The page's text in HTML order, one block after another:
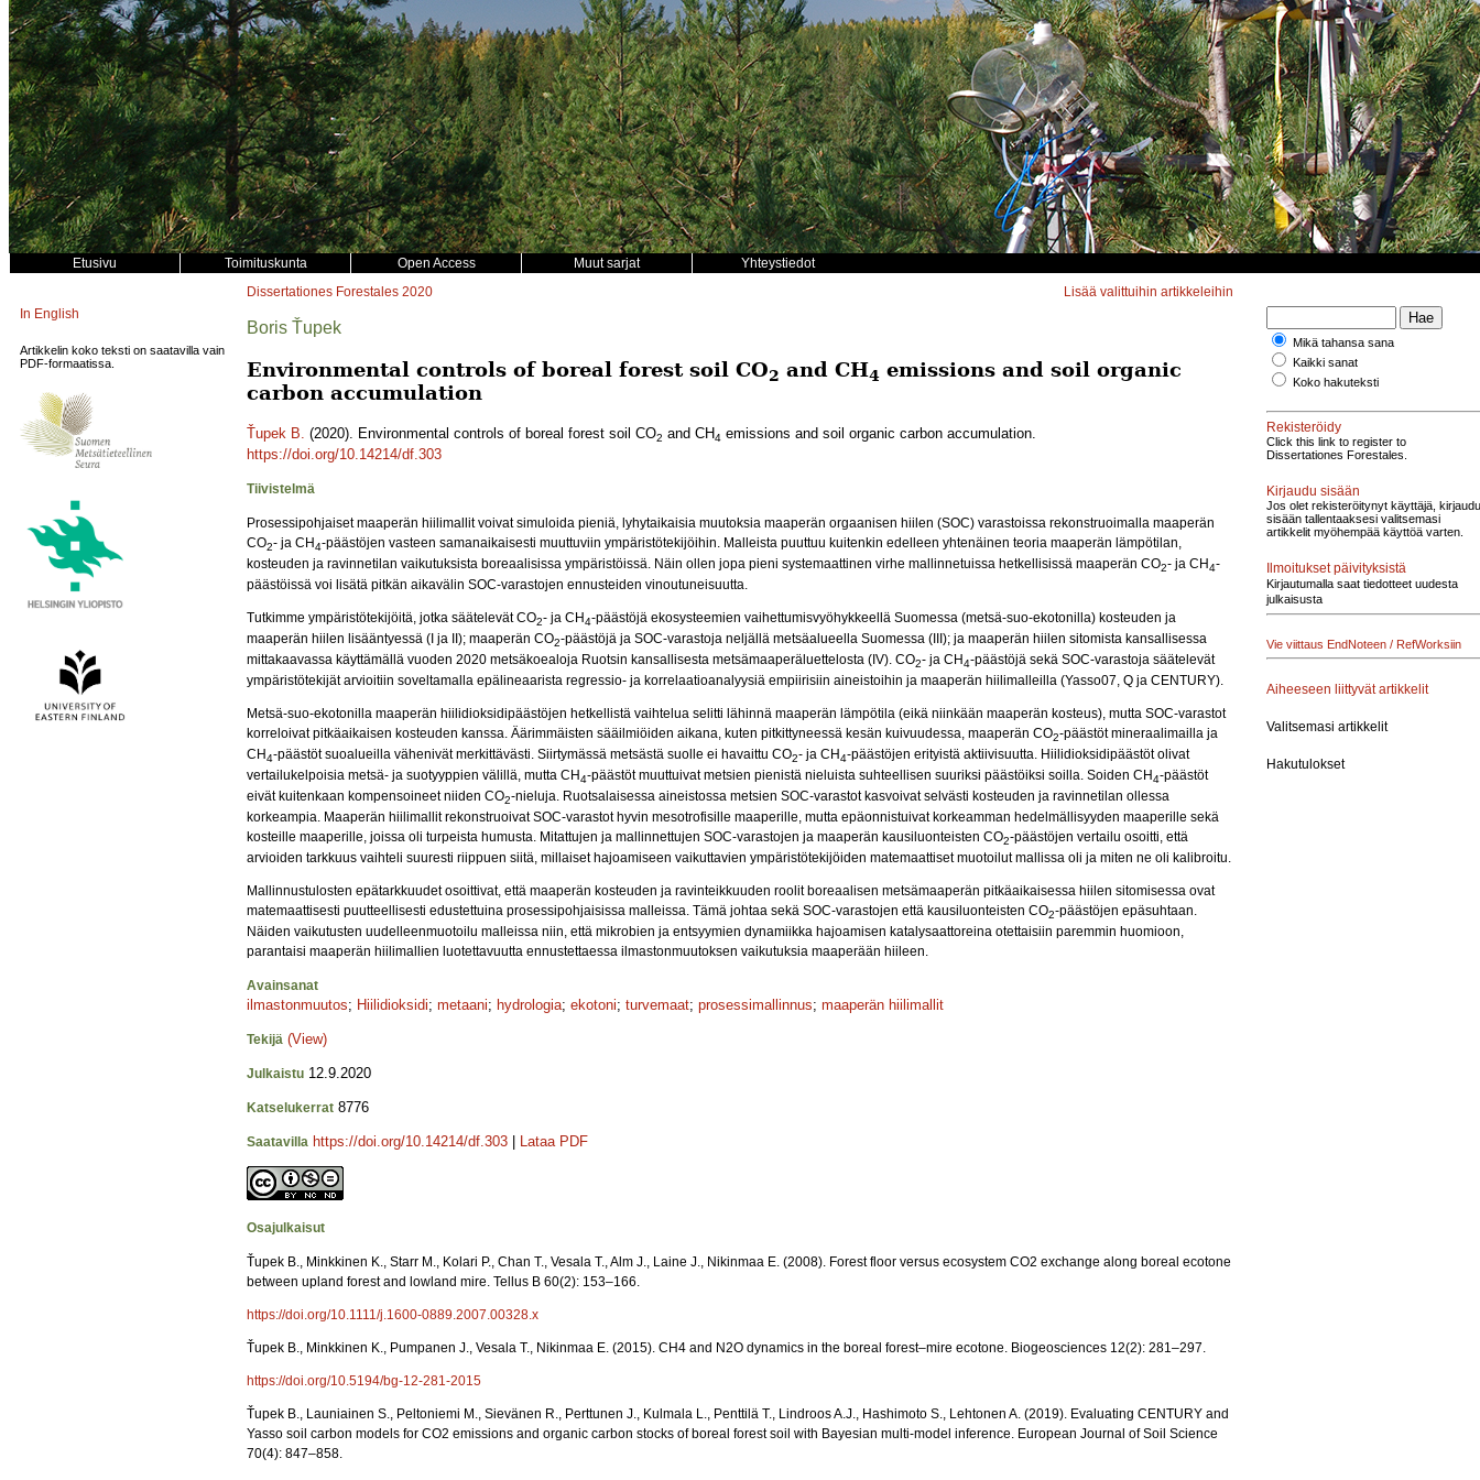
Etusivu Toimituskunta Open Access Muut sarjat Yhteystiedot
In English
Artikkelin koko teksti on saatavilla vain
PDF-formaatissa.
Dissertationes Forestales 2020 Lisää valittuihin artikkeleihin
Boris Ťupek
Environmental controls of boreal forest soil CO2 and CH4 emissions and soil organic
carbon accumulation
Ťupek B. (2020). Environmental controls of boreal forest soil CO2 and CH4 emissions and soil organic carbon accumulation.
https://doi.org/10.14214/df.303
Tiivistelmä
Prosessipohjaiset maaperän hiilimallit voivat simuloida pieniä, lyhytaikaisia ​​muutoksia maaperän orgaanisen hiilen (SOC) varastoissa rekonstruoimalla maaperän
CO2- ja CH4-päästöjen vasteen samanaikaisesti muuttuviin ympäristötekijöihin. Malleista puuttuu kuitenkin edelleen yhtenäinen teoria maaperän lämpötilan,
kosteuden ja ravinnetilan vaikutuksista boreaalisissa ympäristöissä. Näin ollen jopa pieni systemaattinen virhe mallinnetuissa hetkellisissä maaperän CO2- ja CH4-
päästöissä voi lisätä pitkän aikavälin SOC-varastojen ennusteiden vinoutuneisuutta.
Tutkimme ympäristötekijöitä, jotka säätelevät CO2- ja CH4-päästöjä ekosysteemien vaihettumisvyöhykkeellä Suomessa (metsä-suo-ekotonilla) kosteuden ja
maaperän hiilen lisääntyessä (I ja II); maaperän CO2-päästöjä ja SOC-varastoja neljällä metsäalueella Suomessa (III); ja maaperän hiilen sitomista kansallisessa
mittakaavassa käyttämällä vuoden 2020 metsäkoealoja Ruotsin kansallisesta metsämaaperäluettelosta (IV). CO2- ja CH4-päästöjä sekä SOC-varastoja säätelevät
ympäristötekijät arvioitiin soveltamalla epälineaarista regressio- ja korrelaatioanalyysiä empiirisiin aineistoihin ja maaperän hiilimalleilla (Yasso07, Q ja CENTURY).
Metsä-suo-ekotonilla maaperän hiilidioksidipäästöjen hetkellistä vaihtelua selitti lähinnä maaperän lämpötila (eikä niinkään maaperän kosteus), mutta SOC-varastot
korreloivat pitkäaikaisen kosteuden kanssa. Äärimmäisten sääilmiöiden aikana, kuten pitkittyneessä kesän kuivuudessa, maaperän CO2-päästöt mineraalimailla ja
CH4-päästöt suoalueilla vähenivät merkittävästi. Siirtymässä metsästä suolle ei havaittu CO2- ja CH4-päästöjen erityistä aktiivisuutta. Hiilidioksidipäästöt olivat
vertailukelpoisia metsä- ja suotyyppien välillä, mutta CH4-päästöt muuttuivat metsien pienistä nieluista suhteellisen suuriksi päästöiksi soilla. Soiden CH4-päästöt
eivät kuitenkaan kompensoineet niiden CO2-nieluja. Ruotsalaisessa aineistossa metsien SOC-varastot kasvoivat selvästi kosteuden ja ravinnetilan ollessa
korkeampia. Maaperän hiilimallit rekonstruoivat SOC-varastot hyvin mesotrofisille maaperille, mutta epäonnistuivat korkeamman hedelmällisyyden maaperille sekä
kosteille maaperille, joissa oli turpeista humusta. Mitattujen ja mallinnettujen SOC-varastojen ja maaperän kausiluonteisten CO2-päästöjen vertailu osoitti, että
arvioiden tarkkuus vaihteli suuresti riippuen siitä, millaiset hajoamiseen vaikuttavien ympäristötekijöiden matemaattiset muotoilut mallissa oli ja miten ne oli kalibroitu.
Mallinnustulosten epätarkkuudet osoittivat, että maaperän kosteuden ja ravinteikkuuden roolit boreaalisen metsämaaperän pitkäaikaisessa hiilen sitomisessa ovat
matemaattisesti puutteellisesti edustettuina prosessipohjaisissa malleissa. Tämä johtaa sekä SOC-varastojen että kausiluonteisten CO2-päästöjen epäsuhtaan.
Näiden vaikutusten uudelleenmuotoilu malleissa niin, että mikrobien ja entsyymien dynamiikka hajoamisen katalysaattoreina otettaisiin paremmin huomioon,
parantaisi maaperän hiilimallien luotettavuutta ennustettaessa ilmastonmuutoksen vaikutuksia maaperään hiileen.
Avainsanat
ilmastonmuutos; Hiilidioksidi; metaani; hydrologia; ekotoni; turvemaat; prosessimallinnus; maaperän hiilimallit
Tekijä (View)
Julkaistu 12.9.2020
Katselukerrat 8776
Saatavilla https://doi.org/10.14214/df.303 Lataa PDF
Osajulkaisut
Ťupek B., Minkkinen K., Starr M., Kolari P., Chan T., Vesala T., Alm J., Laine J., Nikinmaa E. (2008). Forest floor versus ecosystem CO2 exchange along boreal ecotone
between upland forest and lowland mire. Tellus B 60(2): 153–166.
https://doi.org/10.1111/j.1600-0889.2007.00328.x
Ťupek B., Minkkinen K., Pumpanen J., Vesala T., Nikinmaa E. (2015). CH4 and N2O dynamics in the boreal forest–mire ecotone. Biogeosciences 12(2): 281–297.
https://doi.org/10.5194/bg-12-281-2015
Ťupek B., Launiainen S., Peltoniemi M., Sievänen R., Perttunen J., Kulmala L., Penttilä T., Lindroos A.J., Hashimoto S., Lehtonen A. (2019). Evaluating CENTURY and
Yasso soil carbon models for CO2 emissions and organic carbon stocks of boreal forest soil with Bayesian multi‐model inference. European Journal of Soil Science
70(4): 847–858.
Mikä tahansa sana
Kaikki sanat
Koko hakuteksti
Rekisteröidy
Click this link to register to
Dissertationes Forestales.
Kirjaudu sisään
Jos olet rekisteröitynyt käyttäjä, kirjaudu
sisään tallentaaksesi valitsemasi
artikkelit myöhempää käyttöä varten.
Ilmoitukset päivityksistä
Kirjautumalla saat tiedotteet uudesta
julkaisusta
Vie viittaus EndNoteen / RefWorksiin
Aiheeseen liittyvät artikkelit
Valitsemasi artikkelit
Hakutulokset